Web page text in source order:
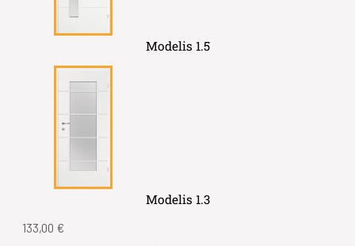
Modelis 1.5
Modelis 1.3
133,00 €